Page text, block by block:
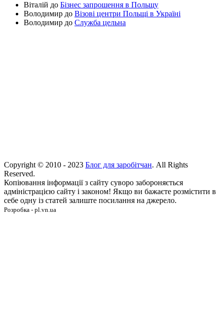
Віталій до Бізнес запрошення в Польщу
Володимир до Візові центри Польщі в Україні
Володимир до Служба цельна
Copyright © 2010 - 2023 Блог для заробітчан. All Rights
Reserved.
Копіювання інформації з сайту суворо забороняється
адміністрацією сайту і законом! Якщо ви бажаєте розмістити в
себе одну із статей залиште посилання на джерело.
Розробка - pl.vn.ua